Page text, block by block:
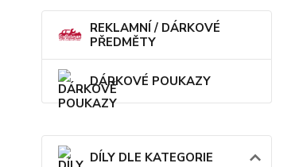
REKLAMNÍ / DÁRKOVÉ
PŘEDMĚTY
DÁRKOVÉ POUKAZY
DÍLY DLE KATEGORIE